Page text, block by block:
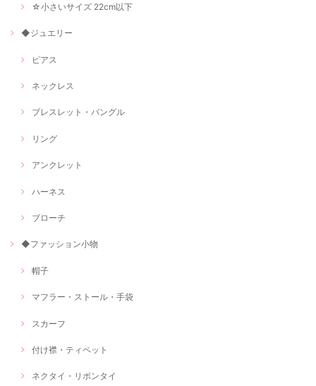
☆小さいサイズ 22cm以下
◆ジュエリー
ピアス
ネックレス
ブレスレット・バングル
リング
アンクレット
ハーネス
ブローチ
◆ファッション小物
帽子
マフラー・ストール・手袋
スカーフ
付け襟・ティペット
ネクタイ・リボンタイ